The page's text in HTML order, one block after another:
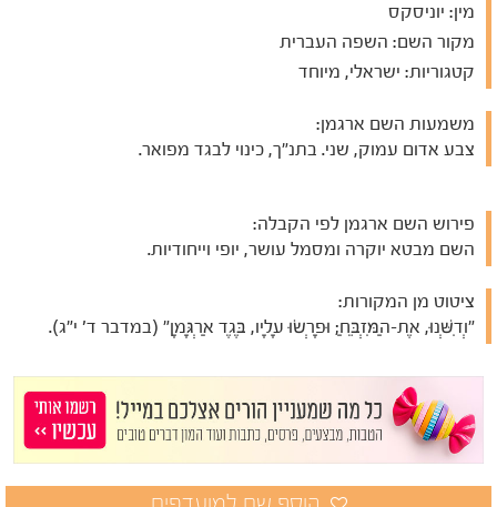
מין: יוניסקס
מקור השם: השפה העברית
קטגוריות: ישראלי, מיוחד
משמעות השם ארגמן:
צבע אדום עמוק, שני. בתנ"ך, כינוי לבגד מפואר.
פירוש השם ארגמן לפי הקבלה:
השם מבטא יוקרה ומסמל עושר, יופי וייחודיות.
ציטוט מן המקורות:
"וְדִשְּׁנוּ, אֶת-הַמִּזְבֵּחַ; וּפָרְשׂוּ עָלָיו, בֶּגֶד אַרְגָּמָן" (במדבר ד' י"ג).